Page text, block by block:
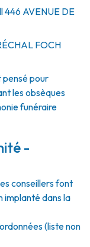
446 AVENUE DE
FOCH
pensé pour
les obsèques
funéraire
-
conseillers font
implanté dans la
(liste non